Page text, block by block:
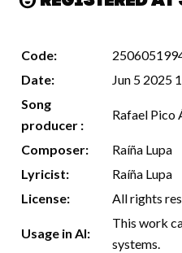
Code:
Date:
Jun 5 2025
Song
producer :
Rafael Pico
Composer:
Raíña Lupa
Lyricist:
Raíña Lupa
License:
All rights
Usage in AI:
This work
systems.